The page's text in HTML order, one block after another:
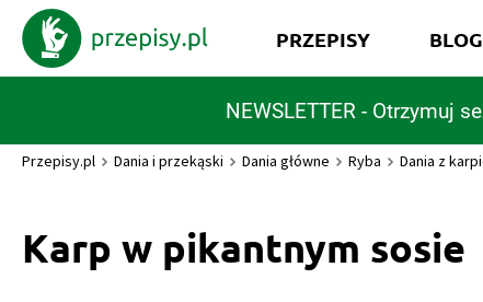
NEWSLETTER - Otrzymuj
PRZEPISY BLOG
Przepisy.pl Dania i przekąski Dania główne Ryba Dania z
Karp w pikantnym sosie